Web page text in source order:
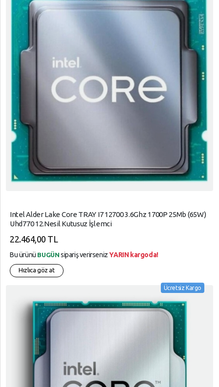
Intel Alder Lake Core TRAY I7 12700 3.6Ghz 1700P 25Mb (65W)
Uhd770 12.Nesil Kutusuz İşlemci
22.464,00 TL
Bu ürünü BUGÜN sipariş verirsenizYARIN kargoda!
Hızlıca göz at
Ücretsiz Kargo